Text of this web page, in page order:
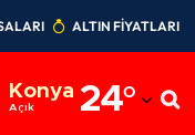
ALTIN FİYATLARI
Konya
Açık 24°
Adıyaman